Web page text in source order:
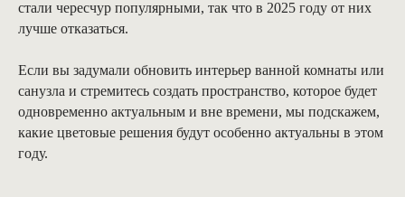
стали чересчур популярными, так что в 2025 году от них
лучше отказаться.
Если вы задумали обновить интерьер ванной комнаты или
санузла и стремитесь создать пространство, которое будет
одновременно актуальным и вне времени, мы подскажем,
какие цветовые решения будут особенно актуальны в этом
году.